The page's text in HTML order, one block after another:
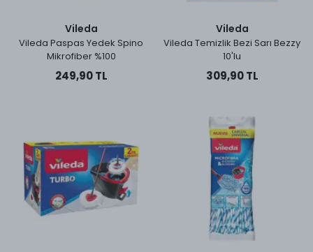
Vileda
Vileda Paspas Yedek Spino
Mikrofiber %100
249,90 TL
Vileda
Vileda Temizlik Bezi Sarı Bezzy
10'lu
309,90 TL